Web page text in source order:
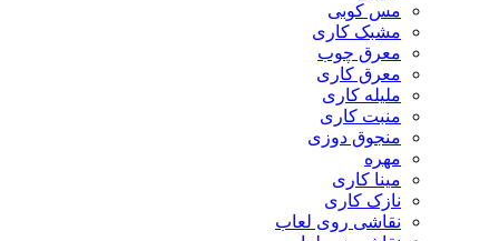
مس کوبی
مشبک کاری
معرق چوب
معرق کاری
مليله کاری
منبت کاری
منجوق دوزی
مهره
مینا کاری
نازک کاری
نقاشی روی لعاب